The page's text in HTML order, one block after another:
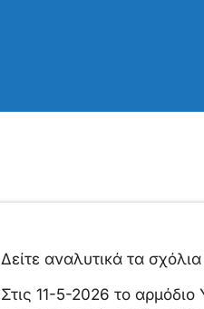
Δείτε αναλυτικά τα σχόλια
Στις 11-5-2026 το